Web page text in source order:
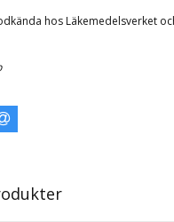
hos Läkemedelsverket